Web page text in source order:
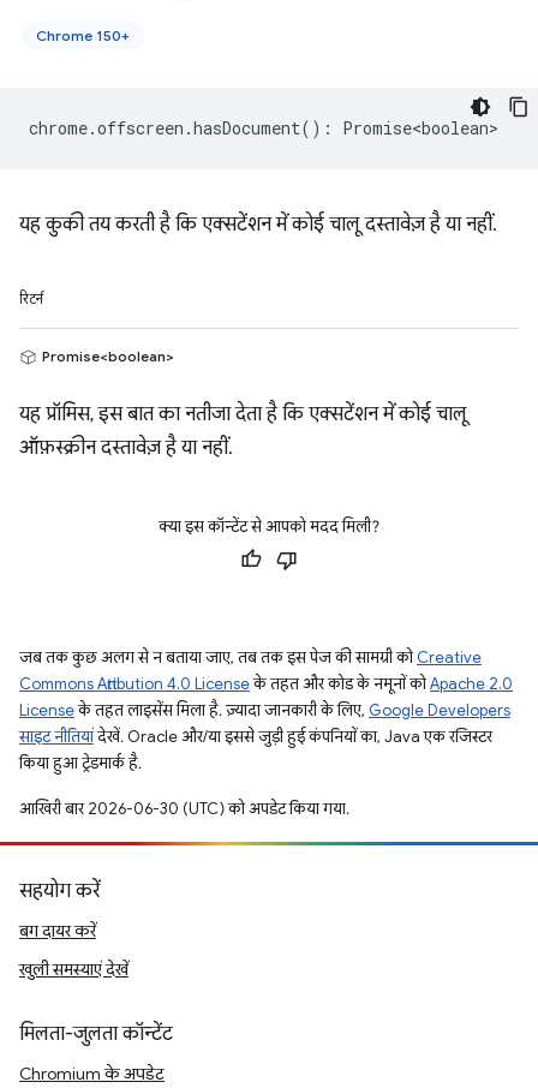
Chrome 150+
chrome.offscreen .hasDocument() : Promise<boolean>
यह कुकी तय करती है कि एक्सटेंशन में कोई चालू दस्तावेज़ है या नहीं.
रिटर्न
Promise<boolean>
यह प्रॉमिस, इस बात का नतीजा देता है कि एक्सटेंशन में कोई चालू
ऑफ़स्क्रीन दस्तावेज़ है या नहीं.
क्या इस कॉन्टेंट से आपको मदद मिली?
जब तक कुछ अलग से न बताया जाए, तब तक इस पेज की सामग्री कोCreative
Commons Attribution 4.0 Licenseके तहत और कोड के नमूनों कोApache 2.0
Licenseके तहत लाइसेंस मिला है. ज़्यादा जानकारी के लिए, Google Developers
साइट नीतियांदेखें. Oracle और/या इससे जुड़ी हुई कंपनियों का, Java एक रजिस्टर
किया हुआ ट्रेडमार्क है.
आखिरी बार 2026-06-30 (UTC) को अपडेट किया गया.
सहयोग करें
बग दायर करें
खुली समस्याएं देखें
मिलता-जुलता कॉन्टेंट
Chromium के अपडेट